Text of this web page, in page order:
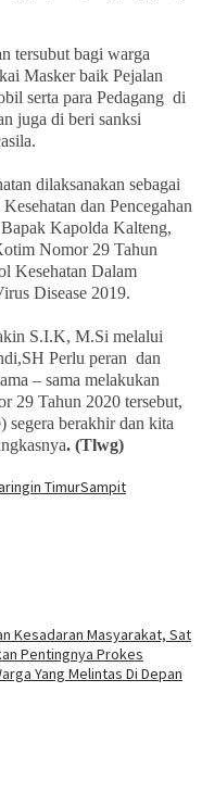
tersubut bagi warga
Masker baik Pejalan
serta para Pedagang di
juga di beri sanksi
dilaksanakan sebagai
dan Pencegahan
Kapolda Kalteng,
Nomor 29 Tahun
Kesehatan Dalam
Disease 2019.
S.I.K, M.Si melalui
Perlu peran dan
– sama melakukan
29 Tahun 2020 tersebut,
segera berakhir dan kita
. (Tlwg)
TimurSampit
Kesadaran Masyarakat, Sat
Pentingnya Prokes
Yang Melintas Di Depan